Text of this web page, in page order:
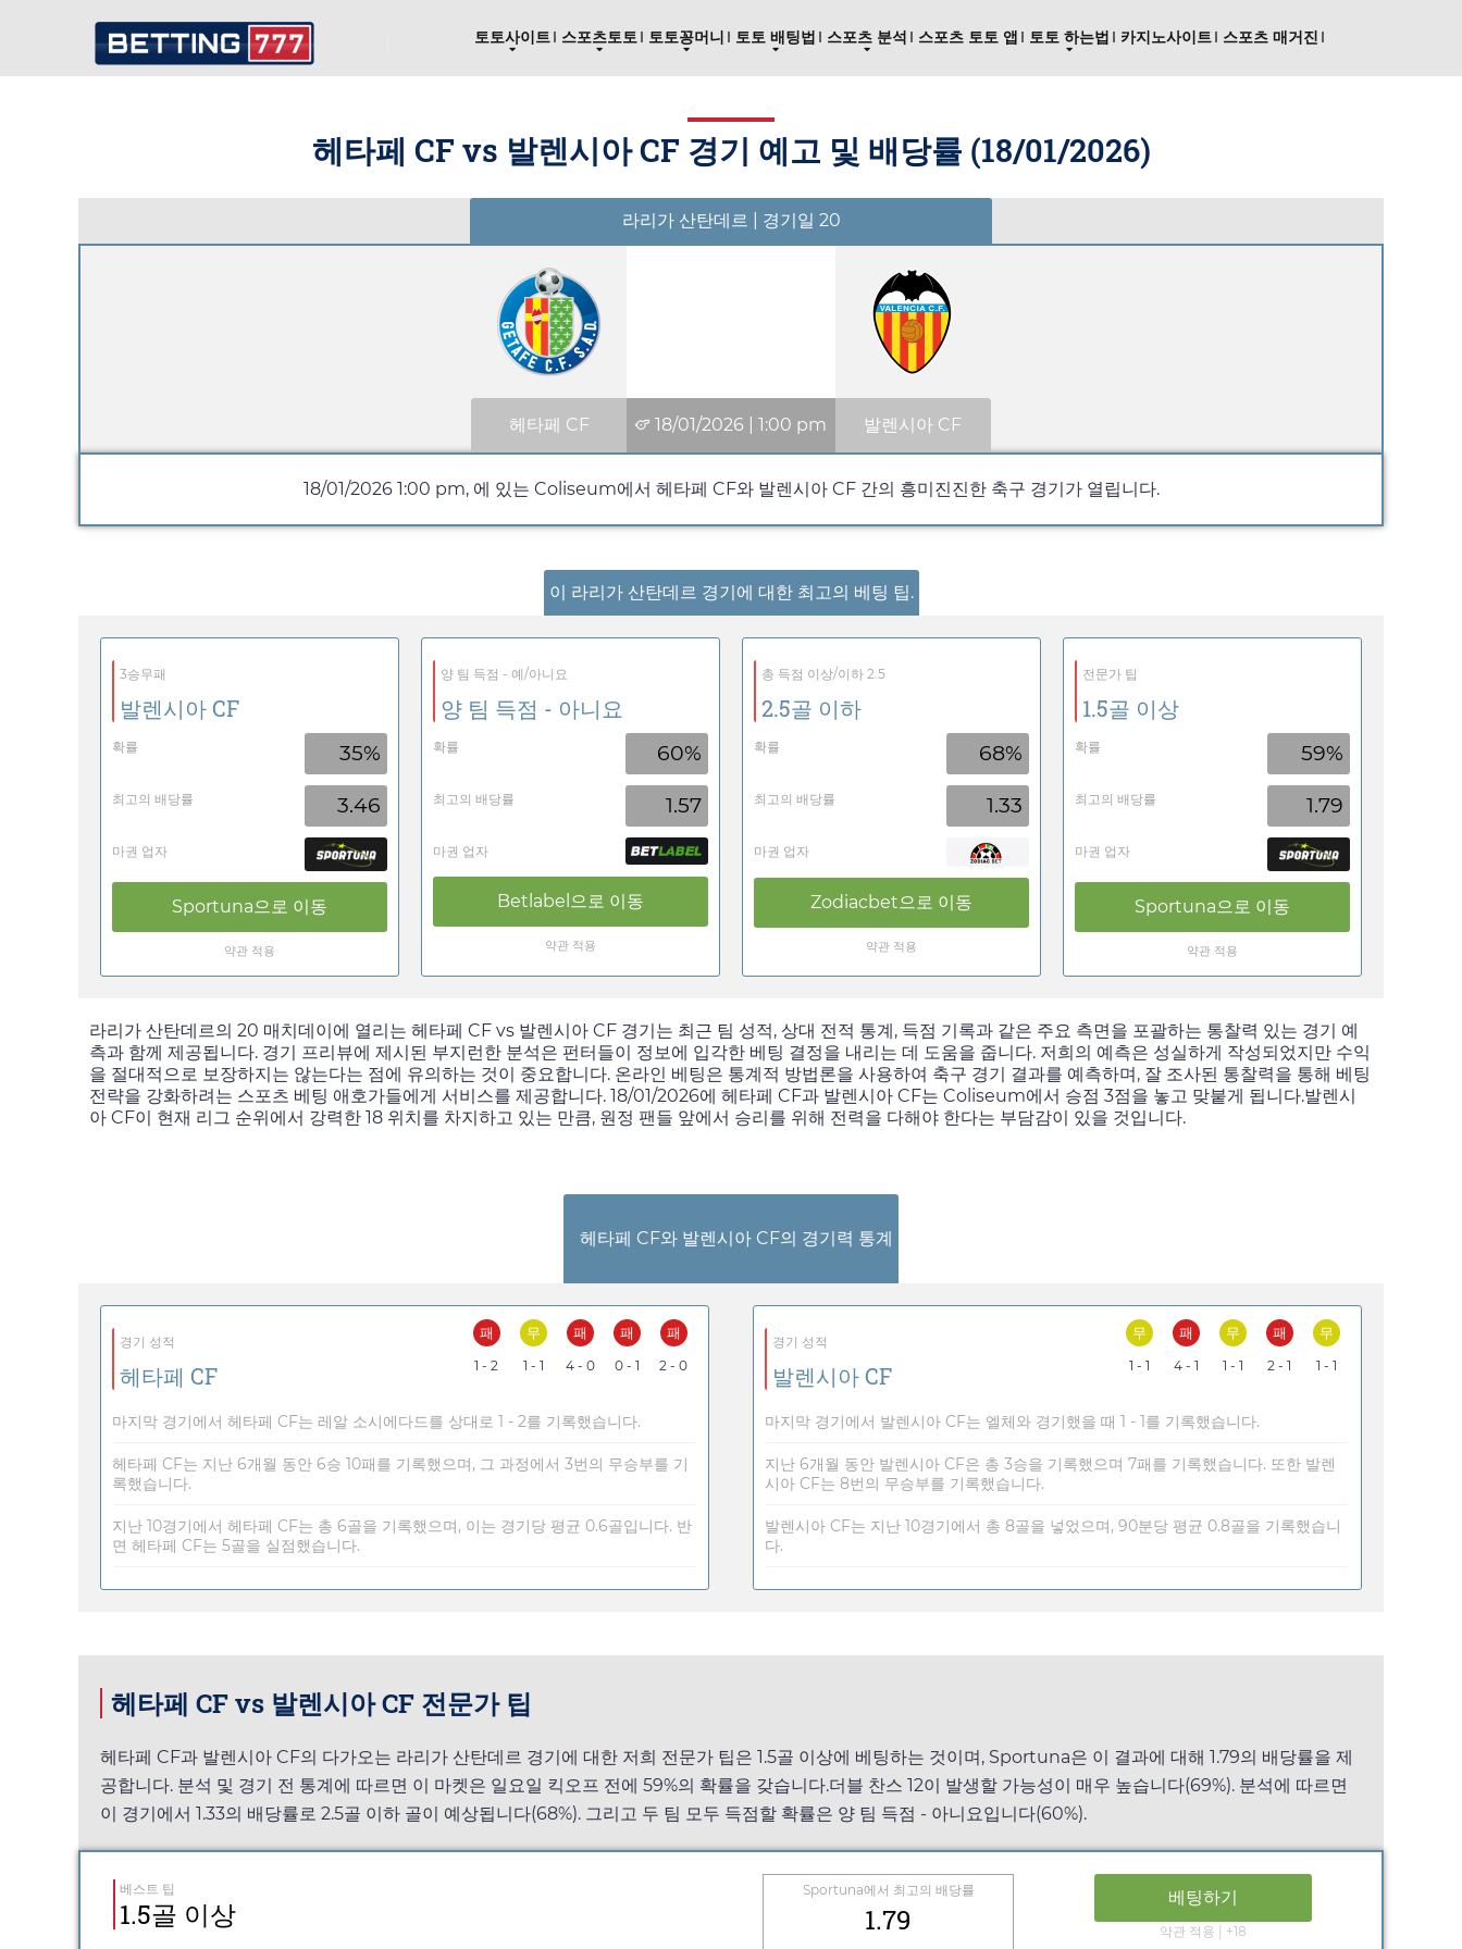
토토사이트 스포츠토토 토토꽁머니 토토 배팅법 스포츠 분석 스포츠 토토 앱 토토 하는법 카지노사이트 스포츠 매거진
헤타페 CF vs 발렌시아 CF 경기 예고 및 배당률 (18/01/2026)
라리가 산탄데르 | 경기일 20
헤타페 CF 18/01/2026 |1:00 pm 발렌시아 CF
18/01/2026 1:00 pm, 에 있는 Coliseum에서 헤타페 CF와 발렌시아 CF 간의 흥미진진한 축구 경기가 열립니다.
이 라리가 산탄데르 경기에 대한 최고의 베팅 팁.
3승무패
발렌시아 CF
확률 35%
최고의 배당률 3.46
마권 업자
Sportuna으로 이동
약관 적용
양 팀 득점 - 예/아니요
양 팀 득점 - 아니요
확률 60%
최고의 배당률 1.57
마권 업자
Betlabel 으로 이동
약관 적용
총 득점 이상/이하 2.5
2.5골 이하
확률 68%
최고의 배당률 1.33
마권 업자
Zodiacbet으로 이동
약관 적용
전문가 팁
1.5골 이상
확률 59%
최고의 배당률 1.79
마권 업자
Sportuna으로 이동
약관 적용
라리가 산탄데르의 20 매치데이에 열리는 헤타페 CF vs 발렌시아 CF 경기는 최근 팀 성적, 상대 전적 통계, 득점 기록과 같은 주요 측면을 포괄하는 통찰력 있는 경기 예
측과 함께 제공됩니다. 경기 프리뷰에 제시된 부지런한 분석은 펀터들이 정보에 입각한 베팅 결정을 내리는 데 도움을 줍니다. 저희의 예측은 성실하게 작성되었지만 수익
을 절대적으로 보장하지는 않는다는 점에 유의하는 것이 중요합니다. 온라인 베팅은 통계적 방법론을 사용하여 축구 경기 결과를 예측하며, 잘 조사된 통찰력을 통해 베팅
전략을 강화하려는 스포츠 베팅 애호가들에게 서비스를 제공합니다. 18/01/2026에 헤타페 CF과 발렌시아 CF는 Coliseum에서 승점 3점을 놓고 맞붙게 됩니다.발렌시
아 CF이 현재 리그 순위에서 강력한 18 위치를 차지하고 있는 만큼, 원정 팬들 앞에서 승리를 위해 전력을 다해야 한다는 부담감이 있을 것입니다.
헤타페 CF와 발렌시아 CF의 경기력 통계
경기 성적
헤타페 CF
패
1 - 2
무
1 - 1
패
4 - 0
패
0 - 1
패
2 - 0
마지막 경기에서 헤타페 CF는 레알 소시에다드를 상대로 1 - 2를 기록했습니다.
헤타페 CF는 지난 6개월 동안 6승 10패를 기록했으며, 그 과정에서 3번의 무승부를 기
록했습니다.
지난 10경기에서 헤타페 CF는 총 6골을 기록했으며, 이는 경기당 평균 0.6골입니다. 반
면 헤타페 CF는 5골을 실점했습니다.
경기 성적
발렌시아 CF
무
1 - 1
패
4 - 1
무
1 - 1
패
2 - 1
무
1 - 1
마지막 경기에서 발렌시아 CF는 엘체와 경기했을 때 1 - 1를 기록했습니다.
지난 6개월 동안 발렌시아 CF은 총 3승을 기록했으며 7패를 기록했습니다. 또한 발렌
시아 CF는 8번의 무승부를 기록했습니다.
발렌시아 CF는 지난 10경기에서 총 8골을 넣었으며, 90분당 평균 0.8골을 기록했습니
다.
헤타페 CF vs 발렌시아 CF 전문가 팁
헤타페 CF과 발렌시아 CF의 다가오는 라리가 산탄데르 경기에 대한 저희 전문가 팁은 1.5골 이상에 베팅하는 것이며, Sportuna은 이 결과에 대해 1.79의 배당률을 제
공합니다. 분석 및 경기 전 통계에 따르면 이 마켓은 일요일 킥오프 전에 59%의 확률을 갖습니다.더블 찬스 12이 발생할 가능성이 매우 높습니다(69%). 분석에 따르면
이 경기에서 1.33의 배당률로 2.5골 이하 골이 예상됩니다(68%). 그리고 두 팀 모두 득점할 확률은 양 팀 득점 - 아니요입니다(60%).
베스트 팁
1.5골 이상
Sportuna에서 최고의 배당률
1.79
베팅하기
약관 적용 | +18